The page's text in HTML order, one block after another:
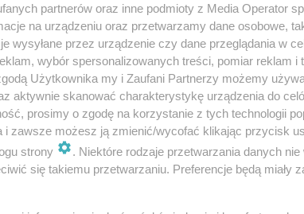
, a nawet wejść do środka. Ze względu na
obecnych. Pan Tomasz z Kuźni Raciborskiej
a do tego sam autokar wygląda
partnerów oraz inne podmioty z Media Operator
na urządzeniu oraz przetwarzamy dane osobowe,
wysyłane przez urządzenie czy dane przeglądania w
wybór spersonalizowanych treści, pomiar reklam i
Użytkownika my i Zaufani Partnerzy możemy
aktywnie skanować charakterystykę urządzenia do
prosimy o zgodę na korzystanie z tych technologii
i zawsze możesz ją zmienić/wycofać klikając przycisk
strony
. Niektóre rodzaje przetwarzania danych
się takiemu przetwarzaniu. Preferencje będą miały